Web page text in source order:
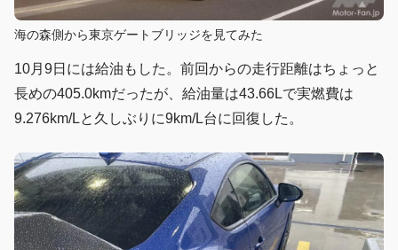
海の森側から東京ゲートブリッジを見てみた
10月9日には給油もした。前回からの走行距離はちょっと
長めの405.0kmだったが、給油量は43.66Lで実燃費は
9.276km/Lと久しぶりに9km/L台に回復した。